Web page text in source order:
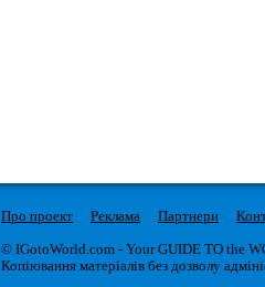
Про проект Реклама Партнери
© IGotoWorld.com - Your GUIDE TO the
Копіювання матеріалів без дозволу